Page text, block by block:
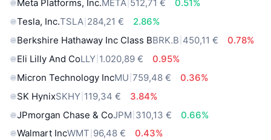
Meta Platforms, Inc.META 512,71 €
0.51%
Tesla, Inc.TSLA 284,21 €
2.86%
Berkshire Hathaway Inc Class BBRK.B 450,11 €
0.78%
Eli Lilly And CoLLY 1.020,89 €
0.95%
Micron Technology IncMU 759,48 €
0.36%
SK HynixSKHY 119,34 €
3.84%
JPmorgan Chase & CoJPM 310,13 €
0.66%
Walmart IncWMT 96,48 € 0.43%